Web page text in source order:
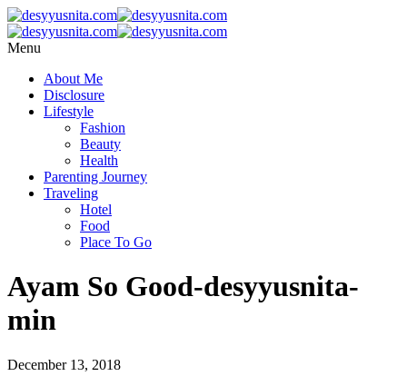
Menu
About Me
Disclosure
Lifestyle
Fashion
Beauty
Health
Parenting Journey
Traveling
Hotel
Food
Place To Go
Ayam So Good-desyyusnita-
min
December 13, 2018